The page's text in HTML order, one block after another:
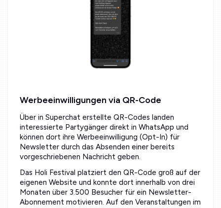
Werbeeinwilligungen via QR-Code
Über in Superchat erstellte QR-Codes landen
interessierte Partygänger direkt in WhatsApp und
können dort ihre Werbeeinwilligung (Opt-In) für
Newsletter durch das Absenden einer bereits
vorgeschriebenen Nachricht geben.
Das Holi Festival platziert den QR-Code groß auf der
eigenen Website und konnte dort innerhalb von drei
Monaten über 3.500 Besucher für ein Newsletter-
Abonnement motivieren. Auf den Veranstaltungen im